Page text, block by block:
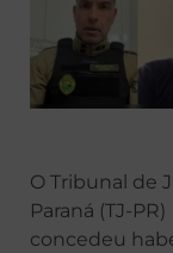
O Tribunal de
Paraná (TJ-PR)
concedeu